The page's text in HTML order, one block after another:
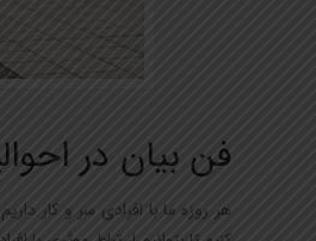
فن بیان در
هر روزه ما با افرادی سر و کار